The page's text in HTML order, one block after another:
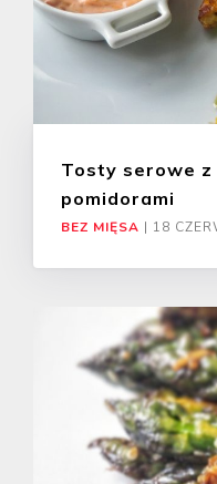
Tosty serowe z
pomidorami
BEZ MIĘSA | 18